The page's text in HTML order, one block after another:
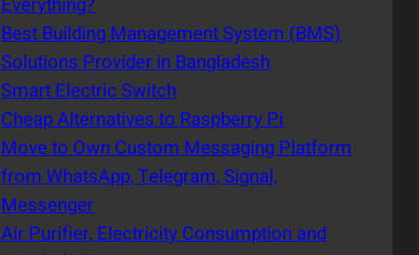
Best Building Management System (BMS)
Solutions Provider in Bangladesh
Smart Electric Switch
Cheap Alternatives to Raspberry Pi
Move to Own Custom Messaging Platform
from WhatsApp, Telegram, Signal,
Messenger
Air Purifier, Electricity Consumption and